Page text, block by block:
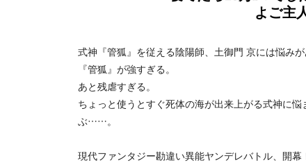
よご主
式神『管狐』を従える陰陽師、土御門 京には悩みが
『管狐』が強すぎる。
あと残虐すぎる。
ちょっと使うとすぐ死体の海が出来上がる式神に
ぶ……。
現代ファンタジー勘違い異能ヤンデレバトル、開幕